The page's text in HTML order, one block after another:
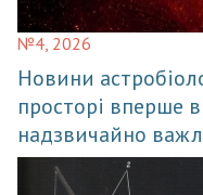
№4, 2026
Новини
просторі вперше
надзвичайно